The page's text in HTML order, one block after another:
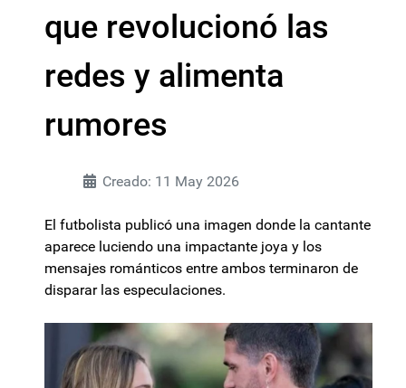
que revolucionó las
redes y alimenta
rumores
Creado: 11 May 2026
El futbolista publicó una imagen donde la cantante
aparece luciendo una impactante joya y los
mensajes románticos entre ambos terminaron de
disparar las especulaciones.